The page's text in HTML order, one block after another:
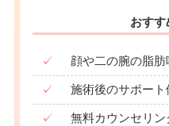
おすす
✓ 顔や二の腕の脂
✓ 施術後のサポート
✓ 無料カウンセリン